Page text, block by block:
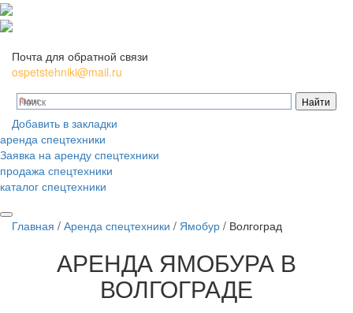
Почта для обратной связи
ospetstehniki@mail.ru
Добавить в закладки
аренда спецтехники
Заявка на аренду спецтехники
продажа спецтехники
каталог спецтехники
Главная / Аренда спецтехники / Ямобур / Волгоград
АРЕНДА ЯМОБУРА В
ВОЛГОГРАДЕ